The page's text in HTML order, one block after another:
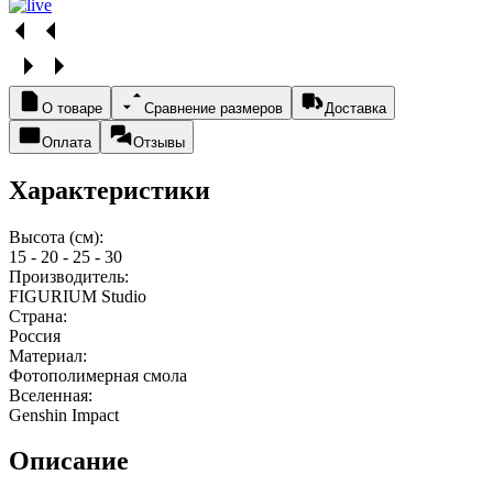
О товаре Сравнение размеров Доставка
Оплата Отзывы
Характеристики
Высота (см):
15 - 20 - 25 - 30
Производитель:
FIGURIUM Studio
Страна:
Россия
Материал:
Фотополимерная смола
Вселенная:
Genshin Impact
Описание